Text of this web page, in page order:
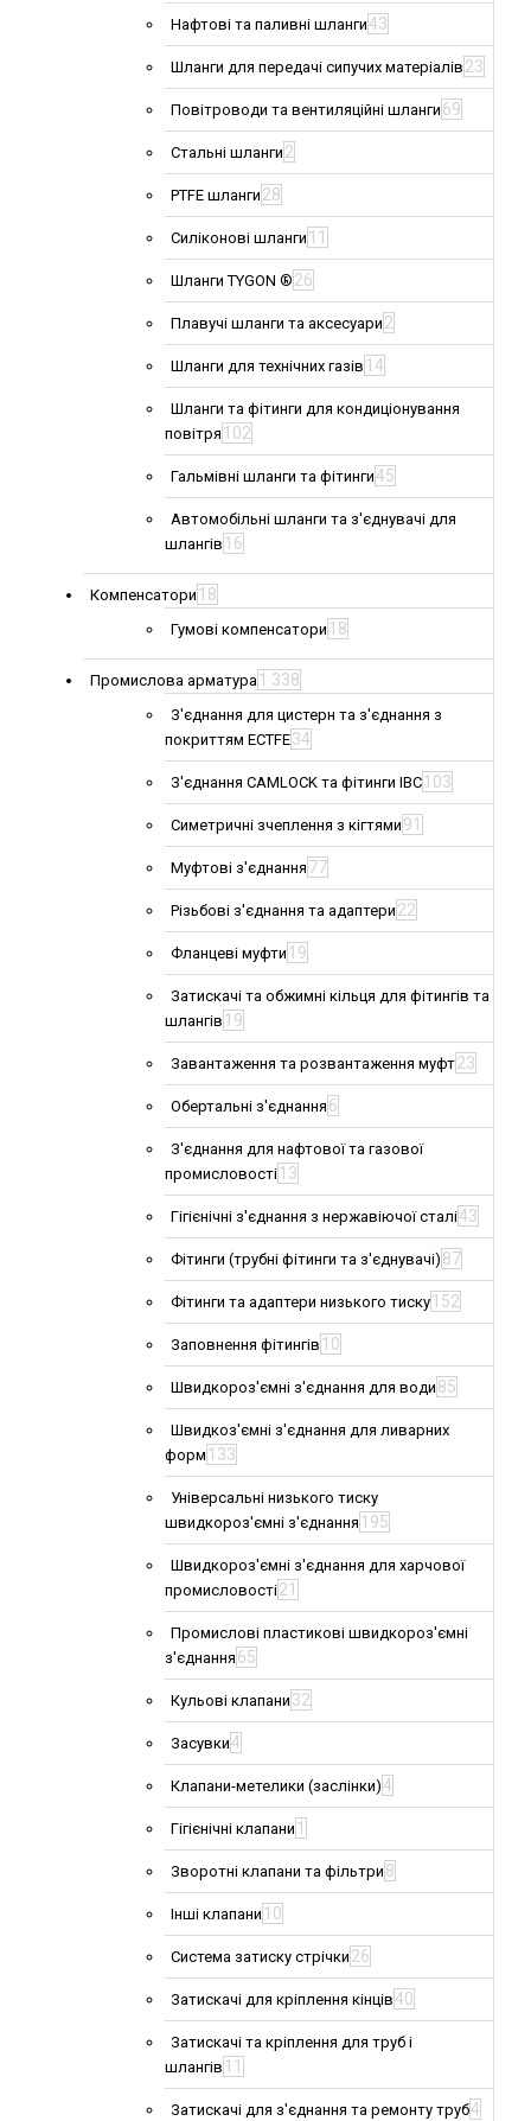
Нафтові та паливні шланги43
Шланги для передачі сипучих матеріалів 23
Повітроводи та вентиляційні шланги 69
Стальні шланги 2
PTFE шланги 28
Силіконові шланги 11
Шланги TYGON ® 26
Плавучі шланги та аксесуари 2
Шланги для технічних газів 14
Шланги та фітинги для кондиціонування
повітря 102
Гальмівні шланги та фітинги45
Автомобільні шланги та з'єднувачі для
шлангів 16
Компенсатори 18
Гумові компенсатори 18
Промислова арматура 1 338
З'єднання для цистерн та з'єднання з
покриттям ECTFE34
З'єднання CAMLOCK та фітинги IBC 103
Симетричні зчеплення з кігтями 91
Муфтові з'єднання 77
Різьбові з'єднання та адаптери 22
Фланцеві муфти 19
Затискачі та обжимні кільця для фітингів та
шлангів 19
Завантаження та розвантаження муфт23
Обертальні з'єднання 6
З'єднання для нафтової та газової
промисловості 13
Гігієнічні з'єднання з нержавіючої сталі43
Фітинги (трубні фітинги та з'єднувачі) 87
Фітинги та адаптери низького тиску 152
Заповнення фітингів 10
Швидкороз'ємні з'єднання для води 85
Швидкоз'ємні з'єднання для ливарних
форм 133
Універсальні низького тиску
швидкороз'ємні з'єднання 195
Швидкороз'ємні з'єднання для харчової
промисловості21
Промислові пластикові швидкороз'ємні
з'єднання 65
Кульові клапани 32
Засувки4
Клапани-метелики (заслінки)4
Гігієнічні клапани 1
Зворотні клапани та фільтри 8
Інші клапани 10
Система затиску стрічки 26
Затискачі для кріплення кінців40
Затискачі та кріплення для труб і
шлангів 11
Затискачі для з'єднання та ремонту труб4